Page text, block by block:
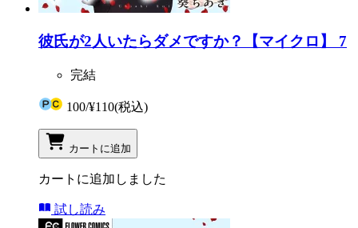
彼氏が2人いたらダメですか？【マイクロ】 7
完結
100/¥110(税込)
カートに追加
カートに追加しました
試し読み